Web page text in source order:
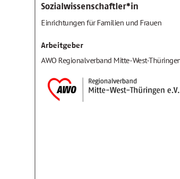
Sozialwissenschaftler*in
Einrichtungen für Familien und Frauen
Arbeitgeber
AWO Regionalverband Mitte-West-Thüringen